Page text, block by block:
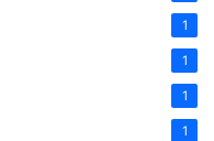
1
1
1
1